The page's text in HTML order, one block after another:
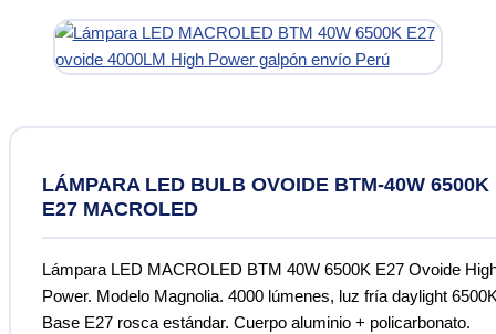
LÁMPARA LED BULB OVOIDE BTM-40W 6500K
E27 MACROLED
Lámpara LED MACROLED BTM 40W 6500K E27 Ovoide
Power. Modelo Magnolia. 4000 lúmenes, luz fría daylight
Base E27 rosca estándar. Cuerpo aluminio + policarbonato.